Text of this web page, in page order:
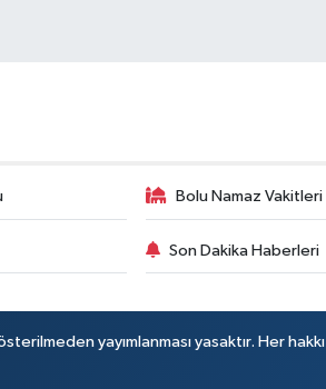
Bolu Namaz Vakitleri
Son Dakika Haberleri
yayımlanması yasaktır. Her hakkı